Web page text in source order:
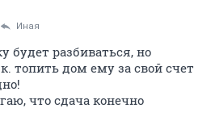
Иная
будет разбиваться, но
топить дом ему за свой счет
что сдача конечно